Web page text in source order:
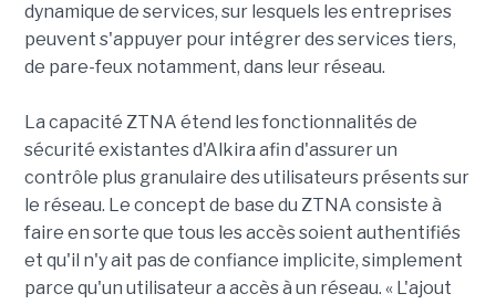
dynamique de services, sur lesquels les entreprises
peuvent s'appuyer pour intégrer des services tiers,
de pare-feux notamment, dans leur réseau.
La capacité ZTNA étend les fonctionnalités de
sécurité existantes d'Alkira afin d'assurer un
contrôle plus granulaire des utilisateurs présents sur
le réseau. Le concept de base du ZTNA consiste à
faire en sorte que tous les accès soient authentifiés
et qu'il n'y ait pas de confiance implicite, simplement
parce qu'un utilisateur a accès à un réseau. « L'ajout